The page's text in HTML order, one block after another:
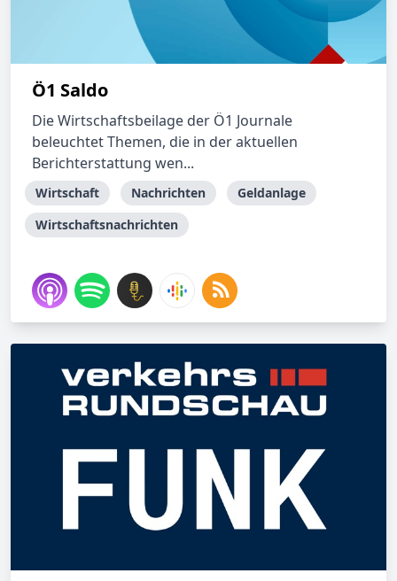
Ö1 Saldo
Die Wirtschaftsbeilage der Ö1 Journale
beleuchtet Themen, die in der aktuellen
Berichterstattung wen...
Wirtschaft Nachrichten
Geldanlage
Wirtschaftsnachrichten